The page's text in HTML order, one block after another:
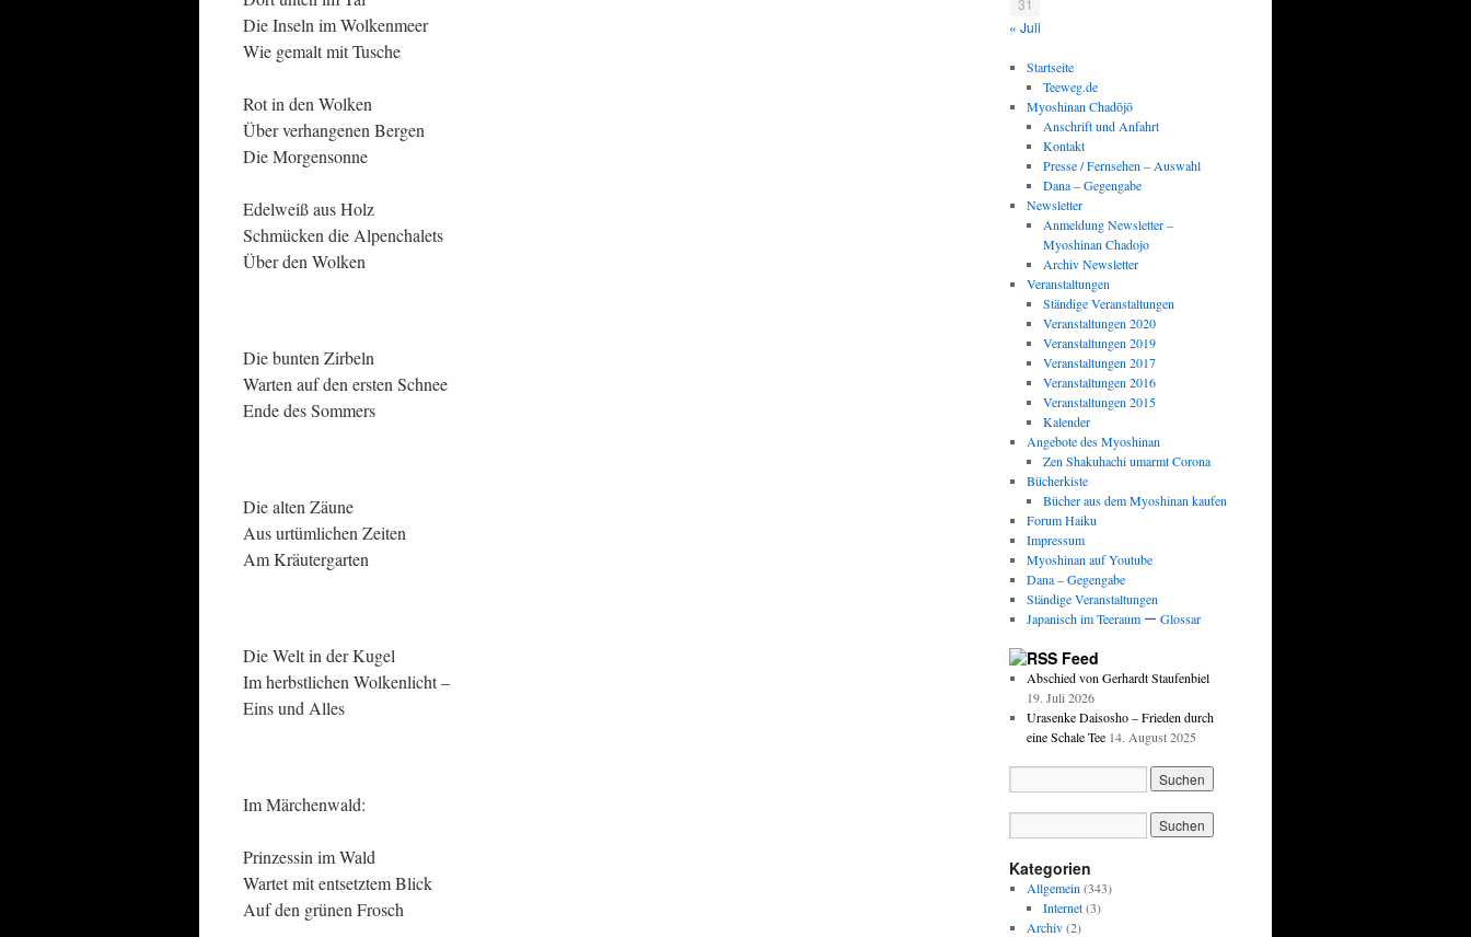
Die Inseln im Wolkenmeer
Wie gemalt mit Tusche
Rot in den Wolken
Über verhangenen Bergen
Die Morgensonne
Edelweiß aus Holz
Schmücken die Alpenchalets
Über den Wolken
Die bunten Zirbeln
Warten auf den ersten Schnee
Ende des Sommers
Die alten Zäune
Aus urtümlichen Zeiten
Am Kräutergarten
Die Welt in der Kugel
Im herbstlichen Wolkenlicht –
Eins und Alles
Im Märchenwald:
Prinzessin im Wald
Wartet mit entsetztem Blick
Auf den grünen Frosch
31
« Juli
Startseite
Teeweg.de
Myoshinan Chadōjō
Anschrift und Anfahrt
Kontakt
Presse / Fernsehen – Auswahl
Dana – Gegengabe
Newsletter
Anmeldung Newsletter –
Myoshinan Chadojo
Archiv Newsletter
Veranstaltungen
Ständige Veranstaltungen
Veranstaltungen 2020
Veranstaltungen 2019
Veranstaltungen 2017
Veranstaltungen 2016
Veranstaltungen 2015
Kalender
Angebote des Myoshinan
Zen Shakuhachi umarmt Corona
Bücherkiste
Bücher aus dem Myoshinan kaufen
Forum Haiku
Impressum
Myoshinan auf Youtube
Dana – Gegengabe
Ständige Veranstaltungen
Japanisch im Teeraum ー Glossar
Feed
Abschied von Gerhardt Staufenbiel
19. Juli 2026
Urasenke Daisosho – Frieden durch
eine Schale Tee 14. August 2025
Kategorien
Allgemein (343)
Internet(3)
Archiv(2)